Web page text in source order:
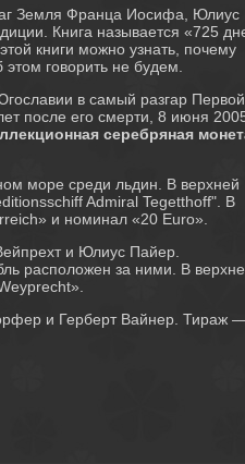
Земля Франца Иосифа, Юлиус
Книга называется «725
книги можно узнать, почему
говорить не будем.
в самый разгар Первой
после его смерти, 8 июня
серебряная
море среди льдин. В верхней
Admiral Tegetthoff". В
и номинал «20 Euro».
и Юлиус Пайер.
расположен за ними. В
и Герберт Вайнер. Тираж